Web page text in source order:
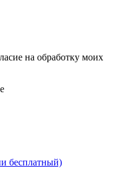
на обработку моих
бесплатный)